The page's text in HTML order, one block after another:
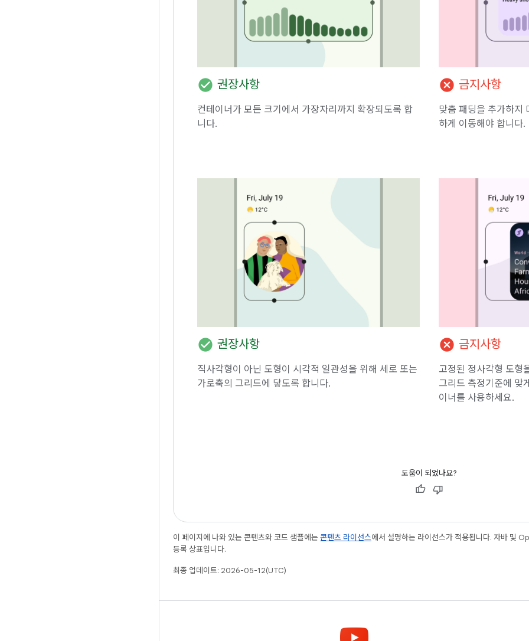
check_circle 권장사항
컨테이너가 모든 크기에서 가장자리까지 확장되도록 합
니다.
cancel 금지사항
맞춤 패딩을 추가하지
하게 이동해야 합니다.
check_circle 권장사항
직사각형이 아닌 도형이 시각적 일관성을 위해 세로 또는
가로축의 그리드에 닿도록 합니다.
cancel 금지사항
고정된 정사각형 도형
그리드 측정기준에 맞
이너를 사용하세요.
도움이 되었나요?
이 페이지에 나와 있는 콘텐츠와 코드 샘플에는 콘텐츠 라이선스에서 설명하는 라이선스가 적용됩니다. 자바 및
등록 상표입니다.
최종 업데이트: 2026-05-12(UTC)